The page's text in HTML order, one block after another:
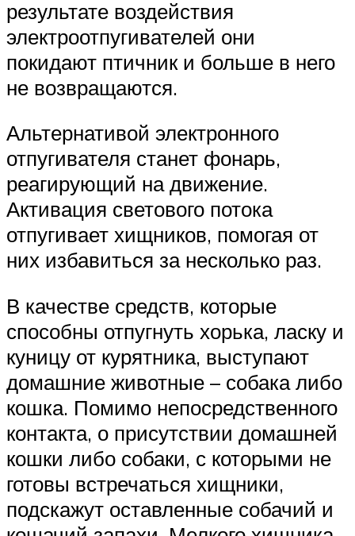
результате воздействия
электроотпугивателей они
покидают птичник и больше в него
не возвращаются.
Альтернативой электронного
отпугивателя станет фонарь,
реагирующий на движение.
Активация светового потока
отпугивает хищников, помогая от
них избавиться за несколько раз.
В качестве средств, которые
способны отпугнуть хорька, ласку и
куницу от курятника, выступают
домашние животные – собака либо
кошка. Помимо непосредственного
контакта, о присутствии домашней
кошки либо собаки, с которыми не
готовы встречаться хищники,
подскажут оставленные собачий и